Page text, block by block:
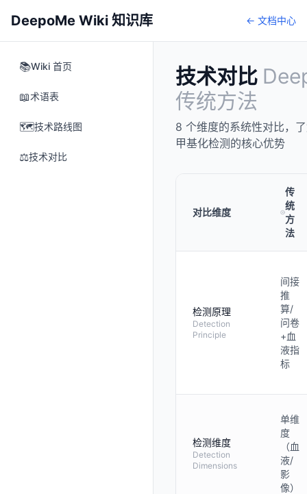
DeepoMe Wiki 知识库 ← 文档中心
📚Wiki 首页
📖术语表
🗺️技术路线图
⚖️技术对比
技术对比
传统方法
8 个维度的系统性对比，
甲基化检测的核心优势
对比维度
传
统
方
法
检测原理
Detection
Principle
间接
推
算/
问卷
+血
液指
标
检测维度
Detection
Dimensions
单维
度
（血
液/
影
像）